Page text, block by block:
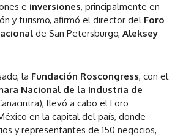
e inversiones, principalmente en
y turismo, afirmó el director del Foro
de San Petersburgo, Aleksey
la Fundación Roscongress, con el
Nacional de la Industria de
llevó a cabo el Foro
en la capital del país, donde
y representantes de 150 negocios,